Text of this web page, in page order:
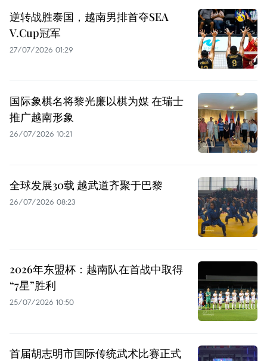
逆转战胜泰国，越南男排首夺SEA
V.Cup冠军
27/07/2026 01:29
国际象棋名将黎光廉以棋为媒 在瑞士
推广越南形象
26/07/2026 10:21
全球发展30载 越武道齐聚于巴黎
26/07/2026 08:23
2026年东盟杯：越南队在首战中取得
“7星”胜利
25/07/2026 10:50
首届胡志明市国际传统武术比赛正式